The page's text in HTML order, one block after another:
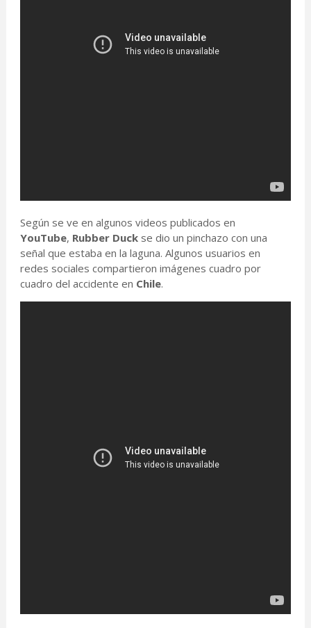
Según se ve en algunos videos publicados en
YouTube, Rubber Duckse dio un pinchazo con una
señal que estaba en la laguna. Algunos usuarios en
redes sociales compartieron imágenes cuadro por
cuadro del accidente en Chile.